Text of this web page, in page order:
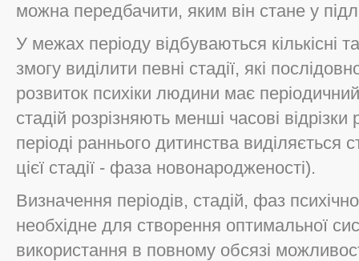
можна передбачити, яким він стане у
У межах періоду відбуваються кількісні
змогу виділити певні стадії, які
розвиток психіки людини має
стадій розрізняють менші часові
періоді раннього дитинства
цієї стадії - фаза новонародженості).
Визначення періодів, стадій, фаз
необхідне для створення оптимальної
використання в повному обсязі